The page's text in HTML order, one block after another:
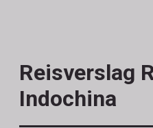
Reisverslag
Indochina